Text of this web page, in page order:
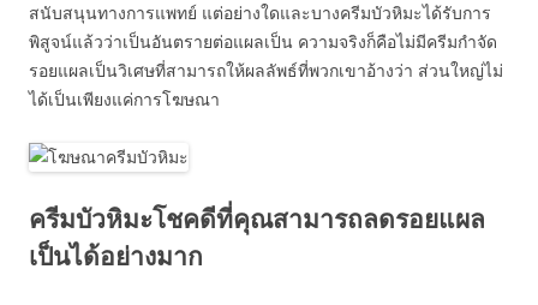
สนับสนุนทางการแพทย์ แต่อย่างใดและบางครีมบัวหิมะได้รับการ
พิสูจน์แล้วว่าเป็นอันตรายต่อแผลเป็น ความจริงก็คือไม่มีครีมกำจัด
รอยแผลเป็นวิเศษที่สามารถให้ผลลัพธ์ที่พวกเขาอ้างว่า ส่วนใหญ่ไม่
ได้เป็นเพียงแค่การโฆษณา
ครีมบัวหิมะโชคดีที่คุณสามารถลดรอยแผล
เป็นได้อย่างมาก